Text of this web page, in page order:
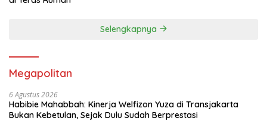
Selengkapnya
Megapolitan
6 Agustus 2026
Habibie Mahabbah: Kinerja Welfizon Yuza di Transjakarta
Bukan Kebetulan, Sejak Dulu Sudah Berprestasi